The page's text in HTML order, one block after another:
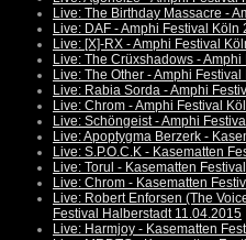
Live: The Birthday Massacre -
Live: DAF - Amphi Festival Köln
Live: [X]-RX - Amphi Festival
Live: The Crüxshadows -
Live: The Other - Amphi
Live: Rabia Sorda - Amphi
Live: Chrom - Amphi Festival
Live: Schöngeist - Amphi
Live: Apoptygma Berzerk -
Live: S.P.O.C.K - Kasematten
Live: Torul - Kasematten
Live: Chrom - Kasematten
Live: Robert Enforsen (The
Festival Halberstadt 11.04.2015
Live: Harmjoy - Kasematten